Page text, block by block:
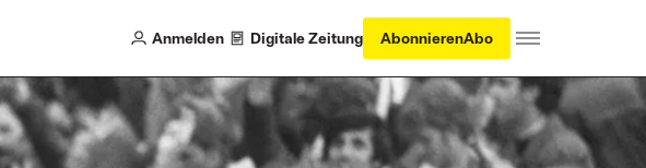
Anmelden Digitale Zeitung AbonnierenAbo